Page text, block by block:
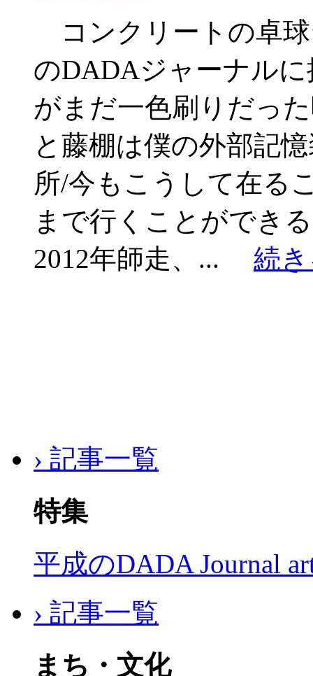
コンクリートの卓球
のDADAジャーナル
がまだ一色刷りだっ
と藤棚は僕の外部記
所/今もこうして在る
まで行くことができ
2012年師走、... 続
› 記事一覧
特集
平成のDADA Journal
› 記事一覧
まち・文化